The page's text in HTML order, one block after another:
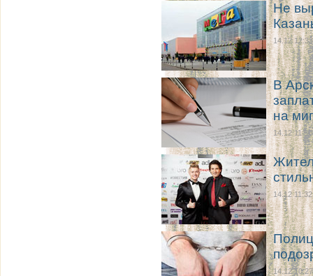
Не
14.12 12:33
В
на
14.12 11:50
14.12 11:32
14.12 10:27